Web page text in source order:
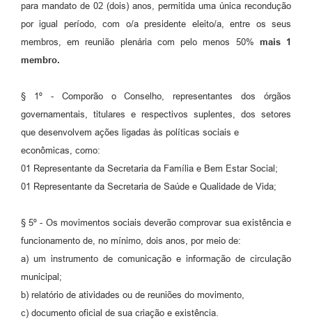
para mandato de 02 (dois) anos, permitida uma única recondução
por igual período, com o/a presidente eleito/a, entre os seus
membros, em reunião plenária com pelo menos 50% mais 1
membro.
§ 1º - Comporão o Conselho, representantes dos órgãos
governamentais, titulares e respectivos suplentes, dos setores
que desenvolvem ações ligadas às políticas sociais e
econômicas, como:
01 Representante da Secretaria da Família e Bem Estar Social;
01 Representante da Secretaria de Saúde e Qualidade de Vida;
§ 5º - Os movimentos sociais deverão comprovar sua existência e
funcionamento de, no mínimo, dois anos, por meio de:
a) um instrumento de comunicação e informação de circulação
municipal;
b) relatório de atividades ou de reuniões do movimento,
c) documento oficial de sua criação e existência.